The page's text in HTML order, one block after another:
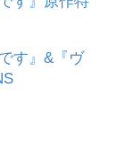
す』&『ヴ